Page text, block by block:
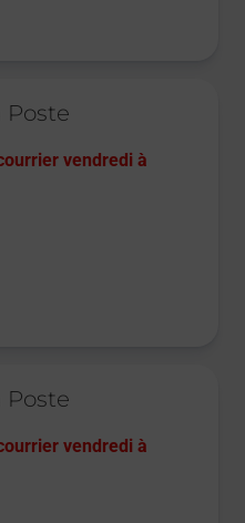
Poste
vendredi à
Poste
vendredi à